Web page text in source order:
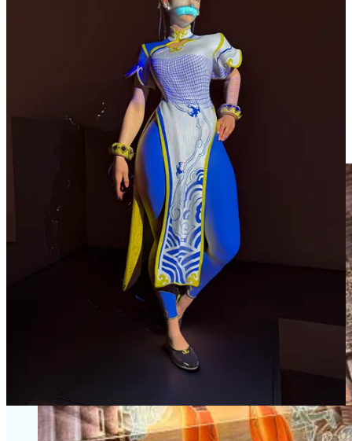
Copiez-collez le lien dans votre app de podcasts.